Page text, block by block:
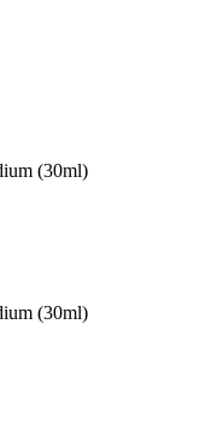
(30ml)
(30ml)